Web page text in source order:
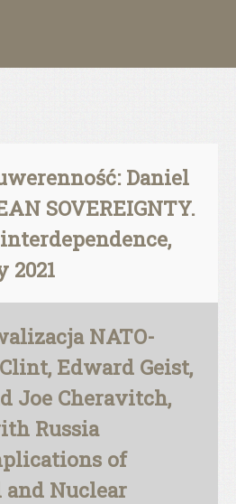
Daniel
SOVEREIGNTY.
2021
NATO-
Edward Geist,
Joe Cheravitch,
Russia
of
Nuclear